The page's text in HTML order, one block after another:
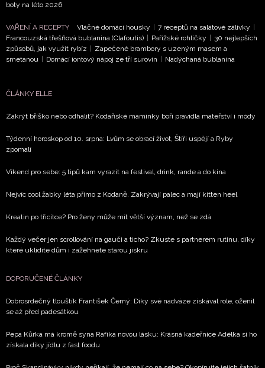
boty na léto 2026
VAŘENÍ A RECEPTY Vláčné domácí housky 7 receptů na salátové zálivky
Francouzská třešňová bublanina (Clafoutis)
Pařížské rohlíčky
30 nejlepších
způsobů, jak využít rybíz
Zapečené brambory s uzeným masem a
smetanou
Domácí iontový nápoj ze tří surovin Nadýchaná bublanina
ČLÁNKY ELLE
Zakrýt bříško nebo odhalit? Kodaňské maminky boří pravidla mateřství i módy
Týdenní horoskop od 10. srpna: Lvům se obrací život, Štíři uspějí a Ryby
zpomalí
Víkend pro sebe: 5 tipů kam vyrazit na festival, drink, rande a do kina
Nejvíc cool žabky léta přímo z Kodaně. Zakrývají palec a mají kitten heel
Kreatin po třicítce? Pro ženy může mít větší význam, než se zdá
Každý večer jen scrollování na gauči a ticho? Zkuste s partnerem rutinu, díky
které uklidíte dům i zažehnete starou jiskru
DOPORUČENÉ ČLÁNKY
Dobrosrdečný tlouštík František Černý: Díky své nadváze získával role, oženil
se až před padesátkou
Pepa Kůrka má kromě syna Rafíka novou lásku: Krásná kadeřnice Adélka si ho
získala díky jídlu z fast foodu